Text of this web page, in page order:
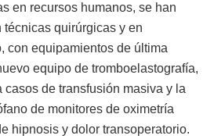
en recursos humanos, se han
quirúrgicas y en
con equipamientos de última
equipo de tromboelastografía,
casos de transfusión masiva y la
de monitores de oximetría
hipnosis y dolor transoperatorio.